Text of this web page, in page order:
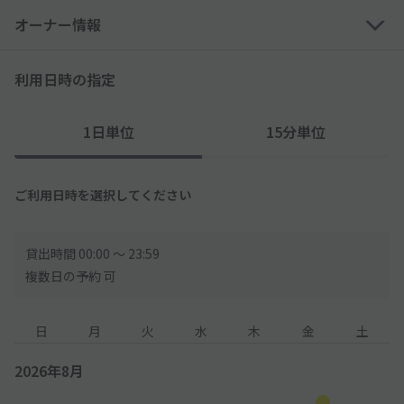
オーナー情報
利用日時の指定
1日単位 15分単位
ご利用日時を選択してください
貸出時間 00:00 〜 23:59
複数日の予約 可
日 月 火 水 木 金 土
2026年8月